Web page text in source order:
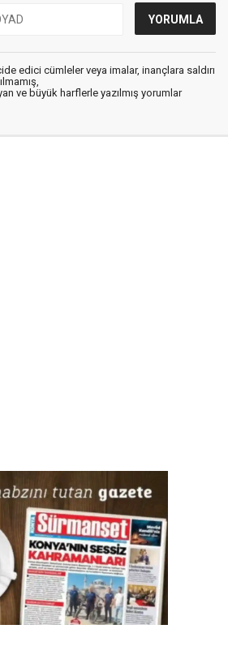
edici cümleler veya imalar, inançlara saldırı
ve büyük harflerle yazılmış yorumlar